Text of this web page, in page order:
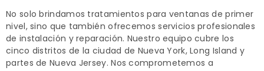
No solo brindamos tratamientos para ventanas de primer
nivel, sino que también ofrecemos servicios profesionales
de instalación y reparación. Nuestro equipo cubre los
cinco distritos de la ciudad de Nueva York, Long Island y
partes de Nueva Jersey. Nos comprometemos a